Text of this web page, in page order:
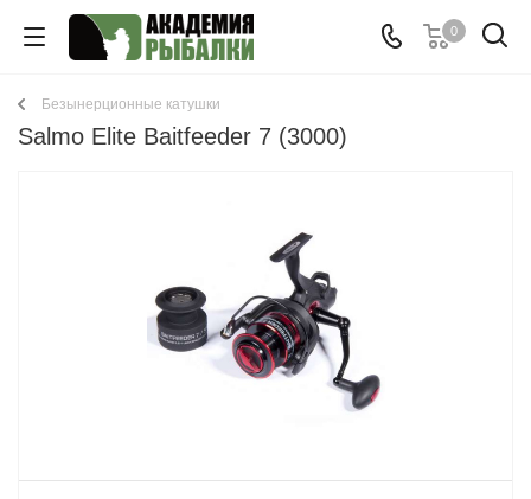
0
Безынерционные катушки
Salmo Elite Baitfeeder 7 (3000)